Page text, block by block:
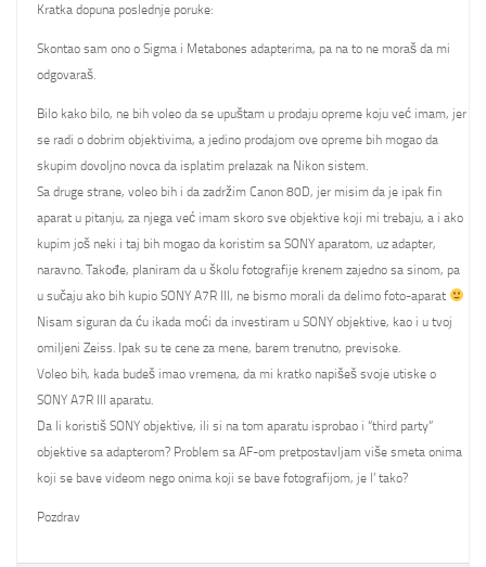
Kratka dopuna poslednje poruke:
Skontao sam ono o Sigma i Metabones adapterima, pa na to ne moraš da mi
odgovaraš.
Bilo kako bilo, ne bih voleo da se upuštam u prodaju opreme koju već imam, jer
se radi o dobrim objektivima, a jedino prodajom ove opreme bih mogao da
skupim dovoljno novca da isplatim prelazak na Nikon sistem.
Sa druge strane, voleo bih i da zadržim Canon 80D, jer misim da je ipak fin
aparat u pitanju, za njega već imam skoro sve objektive koji mi trebaju, a i ako
kupim još neki i taj bih mogao da koristim sa SONY aparatom, uz adapter,
naravno. Takođe, planiram da u školu fotografije krenem zajedno sa sinom, pa
u sučaju ako bih kupio SONY A7R III, ne bismo morali da delimo foto-aparat
Nisam siguran da ću ikada moći da investiram u SONY objektive, kao i u tvoj
omiljeni Zeiss. Ipak su te cene za mene, barem trenutno, previsoke.
Voleo bih, kada budeš imao vremena, da mi kratko napišeš svoje utiske o
SONY A7R III aparatu.
Da li koristiš SONY objektive, ili si na tom aparatu isprobao i “third party”
objektive sa adapterom? Problem sa AF-om pretpostavljam više smeta onima
koji se bave videom nego onima koji se bave fotografijom, je l’ tako?
Pozdrav